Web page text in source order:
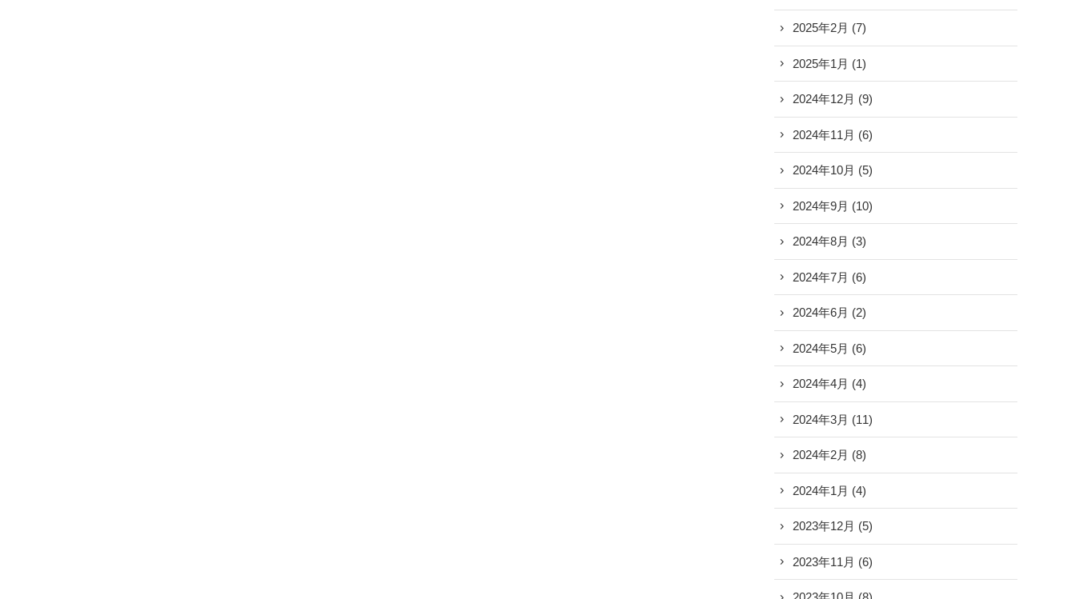
2025年2月 (7)
2025年1月 (1)
2024年12月 (9)
2024年11月 (6)
2024年10月 (5)
2024年9月 (10)
2024年8月 (3)
2024年7月 (6)
2024年6月 (2)
2024年5月 (6)
2024年4月 (4)
2024年3月 (11)
2024年2月 (8)
2024年1月 (4)
2023年12月 (5)
2023年11月 (6)